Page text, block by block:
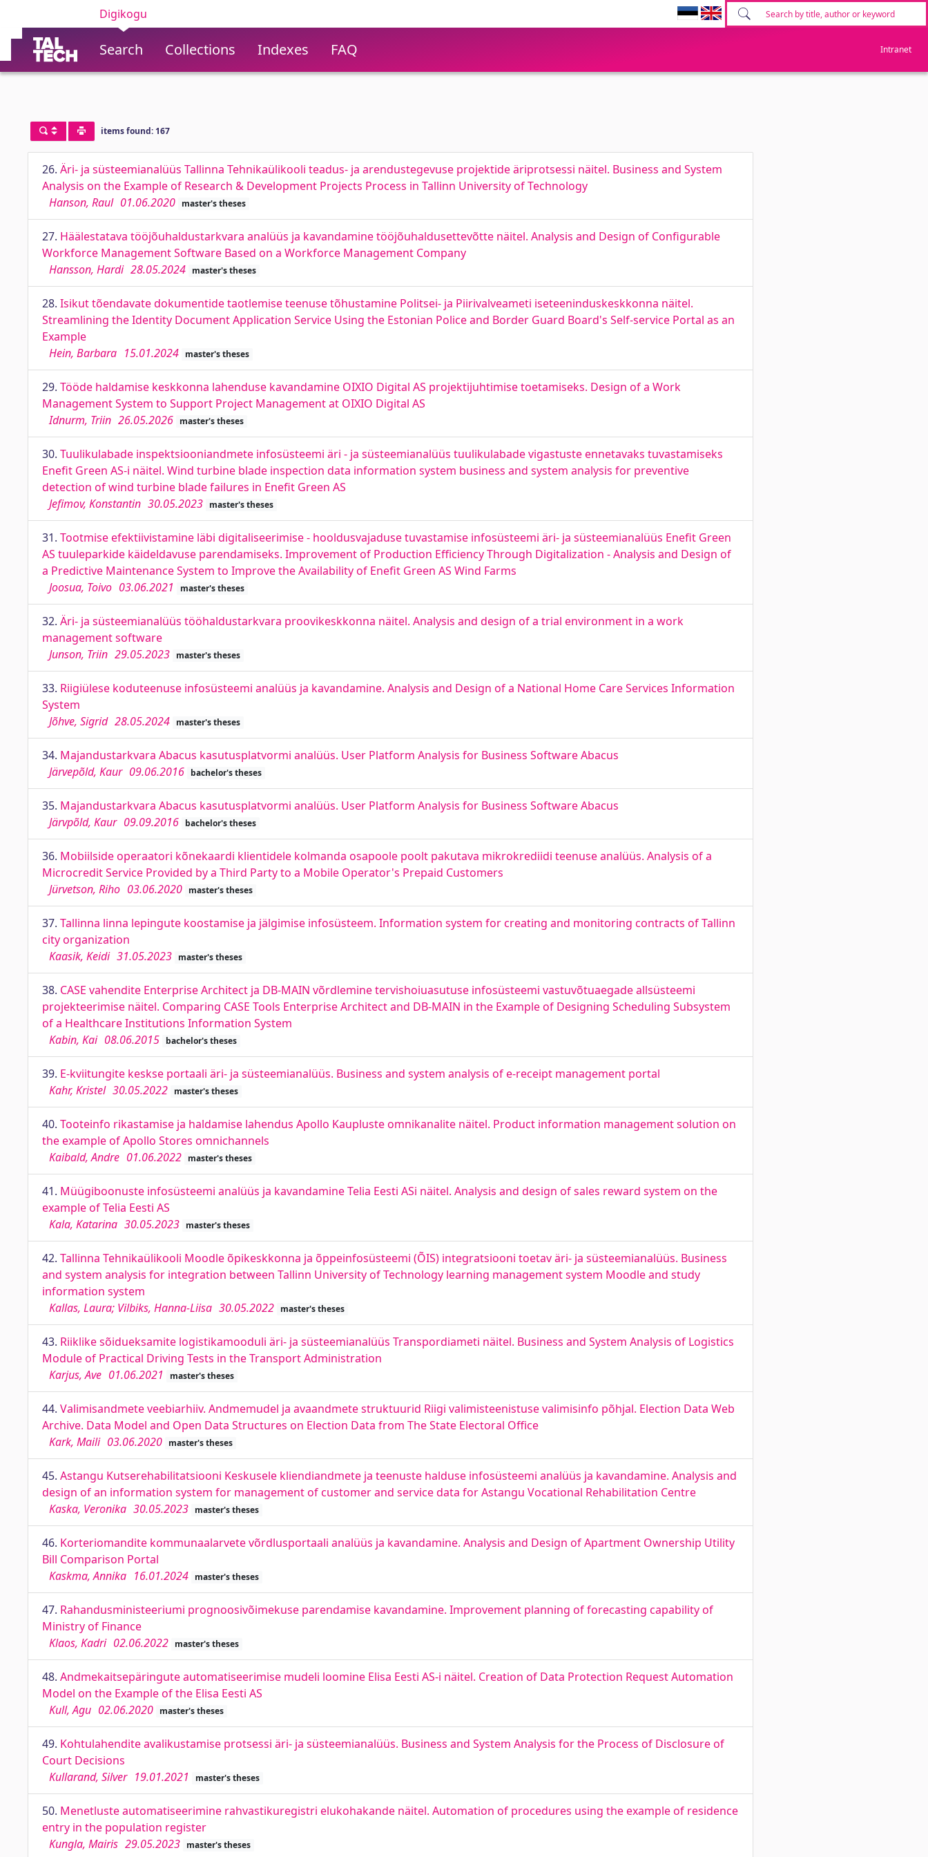
Digikogu
Search Collections Indexes FAQ Intranet
items found: 167
26. Äri- ja süsteemianalüüs Tallinna Tehnikaülikooli teadus- ja arendustegevuse projektide äriprotsessi näitel. Business and System
Analysis on the Example of Research & Development Projects Process in Tallinn University of Technology
Hanson, Raul 01.06.2020 master's theses
27. Häälestatava tööjõuhaldustarkvara analüüs ja kavandamine tööjõuhaldusettevõtte näitel. Analysis and Design of Configurable
Workforce Management Software Based on a Workforce Management Company
Hansson, Hardi 28.05.2024 master's theses
28. Isikut tõendavate dokumentide taotlemise teenuse tõhustamine Politsei- ja Piirivalveameti iseteeninduskeskkonna näitel.
Streamlining the Identity Document Application Service Using the Estonian Police and Border Guard Board's Self-service Portal as an
Example
Hein, Barbara 15.01.2024 master's theses
29. Tööde haldamise keskkonna lahenduse kavandamine OIXIO Digital AS projektijuhtimise toetamiseks. Design of a Work
Management System to Support Project Management at OIXIO Digital AS
Idnurm, Triin 26.05.2026 master's theses
30. Tuulikulabade inspektsiooniandmete infosüsteemi äri - ja süsteemianalüüs tuulikulabade vigastuste ennetavaks tuvastamiseks
Enefit Green AS-i näitel. Wind turbine blade inspection data information system business and system analysis for preventive
detection of wind turbine blade failures in Enefit Green AS
Jefimov, Konstantin 30.05.2023 master's theses
31. Tootmise efektiivistamine läbi digitaliseerimise - hooldusvajaduse tuvastamise infosüsteemi äri- ja süsteemianalüüs Enefit Green
AS tuuleparkide käideldavuse parendamiseks. Improvement of Production Efficiency Through Digitalization - Analysis and Design of
a Predictive Maintenance System to Improve the Availability of Enefit Green AS Wind Farms
Joosua, Toivo 03.06.2021 master's theses
32. Äri- ja süsteemianalüüs tööhaldustarkvara proovikeskkonna näitel. Analysis and design of a trial environment in a work
management software
Junson, Triin 29.05.2023 master's theses
33. Riigiülese koduteenuse infosüsteemi analüüs ja kavandamine. Analysis and Design of a National Home Care Services Information
System
Jõhve, Sigrid 28.05.2024 master's theses
34. Majandustarkvara Abacus kasutusplatvormi analüüs. User Platform Analysis for Business Software Abacus
Järvepõld, Kaur 09.06.2016 bachelor's theses
35. Majandustarkvara Abacus kasutusplatvormi analüüs. User Platform Analysis for Business Software Abacus
Järvpõld, Kaur 09.09.2016 bachelor's theses
36. Mobiilside operaatori kõnekaardi klientidele kolmanda osapoole poolt pakutava mikrokrediidi teenuse analüüs. Analysis of a
Microcredit Service Provided by a Third Party to a Mobile Operator's Prepaid Customers
Jürvetson, Riho 03.06.2020 master's theses
37. Tallinna linna lepingute koostamise ja jälgimise infosüsteem. Information system for creating and monitoring contracts of Tallinn
city organization
Kaasik, Keidi 31.05.2023 master's theses
38. CASE vahendite Enterprise Architect ja DB-MAIN võrdlemine tervishoiuasutuse infosüsteemi vastuvõtuaegade allsüsteemi
projekteerimise näitel. Comparing CASE Tools Enterprise Architect and DB-MAIN in the Example of Designing Scheduling Subsystem
of a Healthcare Institutions Information System
Kabin, Kai 08.06.2015 bachelor's theses
39. E-kviitungite keskse portaali äri- ja süsteemianalüüs. Business and system analysis of e-receipt management portal
Kahr, Kristel 30.05.2022 master's theses
40. Tooteinfo rikastamise ja haldamise lahendus Apollo Kaupluste omnikanalite näitel. Product information management solution on
the example of Apollo Stores omnichannels
Kaibald, Andre 01.06.2022 master's theses
41. Müügiboonuste infosüsteemi analüüs ja kavandamine Telia Eesti ASi näitel. Analysis and design of sales reward system on the
example of Telia Eesti AS
Kala, Katarina 30.05.2023 master's theses
42. Tallinna Tehnikaülikooli Moodle õpikeskkonna ja õppeinfosüsteemi (ÕIS) integratsiooni toetav äri- ja süsteemianalüüs. Business
and system analysis for integration between Tallinn University of Technology learning management system Moodle and study
information system
Kallas, Laura; Vilbiks, Hanna-Liisa 30.05.2022 master's theses
43. Riiklike sõidueksamite logistikamooduli äri- ja süsteemianalüüs Transpordiameti näitel. Business and System Analysis of Logistics
Module of Practical Driving Tests in the Transport Administration
Karjus, Ave 01.06.2021 master's theses
44. Valimisandmete veebiarhiiv. Andmemudel ja avaandmete struktuurid Riigi valimisteenistuse valimisinfo põhjal. Election Data Web
Archive. Data Model and Open Data Structures on Election Data from The State Electoral Office
Kark, Maili 03.06.2020 master's theses
45. Astangu Kutserehabilitatsiooni Keskusele kliendiandmete ja teenuste halduse infosüsteemi analüüs ja kavandamine. Analysis and
design of an information system for management of customer and service data for Astangu Vocational Rehabilitation Centre
Kaska, Veronika 30.05.2023 master's theses
46. Korteriomandite kommunaalarvete võrdlusportaali analüüs ja kavandamine. Analysis and Design of Apartment Ownership Utility
Bill Comparison Portal
Kaskma, Annika 16.01.2024 master's theses
47. Rahandusministeeriumi prognoosivõimekuse parendamise kavandamine. Improvement planning of forecasting capability of
Ministry of Finance
Klaos, Kadri 02.06.2022 master's theses
48. Andmekaitsepäringute automatiseerimise mudeli loomine Elisa Eesti AS-i näitel. Creation of Data Protection Request Automation
Model on the Example of the Elisa Eesti AS
Kull, Agu 02.06.2020 master's theses
49. Kohtulahendite avalikustamise protsessi äri- ja süsteemianalüüs. Business and System Analysis for the Process of Disclosure of
Court Decisions
Kullarand, Silver 19.01.2021 master's theses
50. Menetluste automatiseerimine rahvastikuregistri elukohakande näitel. Automation of procedures using the example of residence
entry in the population register
Kungla, Mairis 29.05.2023 master's theses